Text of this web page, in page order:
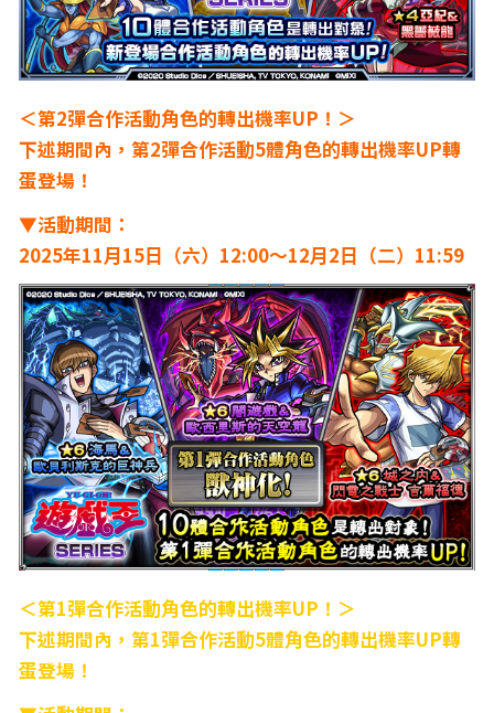
＜第2彈合作活動角色的轉出機率UP！＞
下述期間內，第2彈合作活動5體角色的轉出機率UP轉
蛋登場！
▼活動期間：
2025年11月15日（六）12:00～12月2日（二）11:59
＜第1彈合作活動角色的轉出機率UP！＞
下述期間內，第1彈合作活動5體角色的轉出機率UP轉
蛋登場！